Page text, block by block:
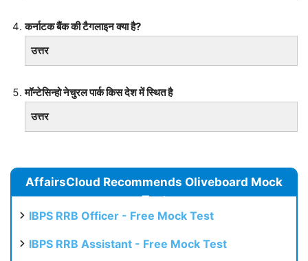
कर्नाटक बैंक की टैगलाइन क्या है?
उत्तर
मॉन्टेसिन्हो नेचुरल पार्क किस देश में स्थित है
उत्तर
AffairsCloud Recommends Oliveboard Mock
Test
IBPS RRB Officer - Free Mock Test
IBPS RRB Assistant - Free Mock Test